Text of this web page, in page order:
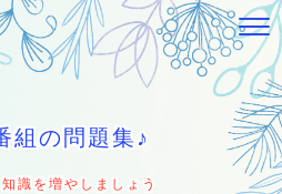
組の問題集♪
識を増やしましょう